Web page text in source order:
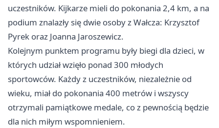
uczestników. Kijkarze mieli do pokonania 2,4 km, a na
podium znalazły się dwie osoby z Wałcza: Krzysztof
Pyrek oraz Joanna Jaroszewicz.
Kolejnym punktem programu były biegi dla dzieci, w
których udział wzięło ponad 300 młodych
sportowców. Każdy z uczestników, niezależnie od
wieku, miał do pokonania 400 metrów i wszyscy
otrzymali pamiątkowe medale, co z pewnością będzie
dla nich miłym wspomnieniem.